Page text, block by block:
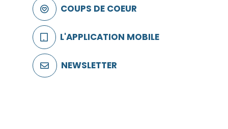
COUPS DE COEUR
L'APPLICATION MOBILE
NEWSLETTER